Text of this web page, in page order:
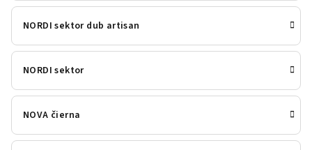
NORDI sektor dub artisan
NORDI sektor
NOVA čierna